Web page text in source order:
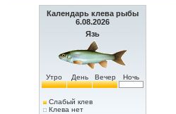
Календарь клева рыбы
6.08.2026
Язь
Утро День Вечер Ночь
Слабый клев
Клева нет